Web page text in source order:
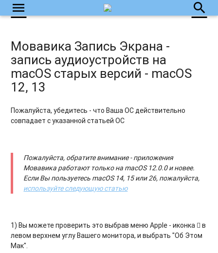
menu search
Мовавика Запись Экрана -
запись аудиоустройств на
macOS старых версий - macOS
12, 13
Пожалуйста, убедитесь - что Ваша ОС действительно
совпадает с указанной статьей ОС
Пожалуйста, обратите внимание - приложения
Мовавика работают только на macOS 12.0.0 и новее.
Если Вы пользуетесь macOS 14, 15 или 26, пожалуйста,
используйте следующую статью
1) Вы можете проверить это выбрав меню Apple - иконка  в
левом верхнем углу Вашего монитора, и выбрать "Об Этом
Мак".